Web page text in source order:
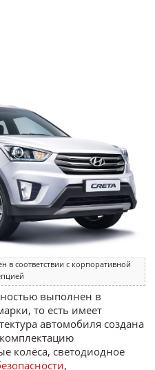
соответствии с корпоративной
выполнен в
то есть имеет
автомобиля создана
колёса, светодиодное
,